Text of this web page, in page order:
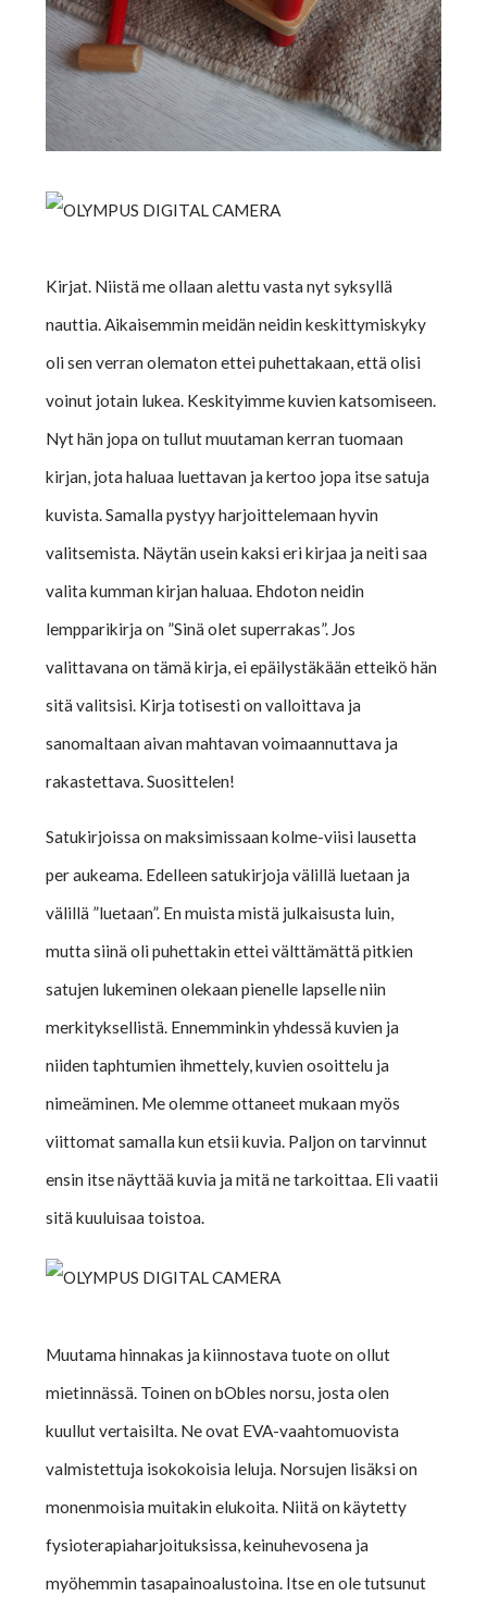
Kirjat. Niistä me ollaan alettu vasta nyt syksyllä
nauttia. Aikaisemmin meidän neidin keskittymiskyky
oli sen verran olematon ettei puhettakaan, että olisi
voinut jotain lukea. Keskityimme kuvien katsomiseen.
Nyt hän jopa on tullut muutaman kerran tuomaan
kirjan, jota haluaa luettavan ja kertoo jopa itse satuja
kuvista. Samalla pystyy harjoittelemaan hyvin
valitsemista. Näytän usein kaksi eri kirjaa ja neiti saa
valita kumman kirjan haluaa. Ehdoton neidin
lempparikirja on ”Sinä olet superrakas”. Jos
valittavana on tämä kirja, ei epäilystäkään etteikö hän
sitä valitsisi. Kirja totisesti on valloittava ja
sanomaltaan aivan mahtavan voimaannuttava ja
rakastettava. Suosittelen!
Satukirjoissa on maksimissaan kolme-viisi lausetta
per aukeama. Edelleen satukirjoja välillä luetaan ja
välillä ”luetaan”. En muista mistä julkaisusta luin,
mutta siinä oli puhettakin ettei välttämättä pitkien
satujen lukeminen olekaan pienelle lapselle niin
merkityksellistä. Ennemminkin yhdessä kuvien ja
niiden taphtumien ihmettely, kuvien osoittelu ja
nimeäminen. Me olemme ottaneet mukaan myös
viittomat samalla kun etsii kuvia. Paljon on tarvinnut
ensin itse näyttää kuvia ja mitä ne tarkoittaa. Eli vaatii
sitä kuuluisaa toistoa.
Muutama hinnakas ja kiinnostava tuote on ollut
mietinnässä. Toinen on bObles norsu, josta olen
kuullut vertaisilta. Ne ovat EVA-vaahtomuovista
valmistettuja isokokoisia leluja. Norsujen lisäksi on
monenmoisia muitakin elukoita. Niitä on käytetty
fysioterapiaharjoituksissa, keinuhevosena ja
myöhemmin tasapainoalustoina. Itse en ole tutsunut